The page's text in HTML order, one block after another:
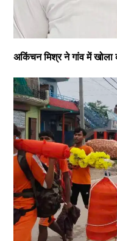
अकिंचन मिश्र ने गांव में खोला